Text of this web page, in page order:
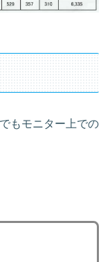
もモニター上での